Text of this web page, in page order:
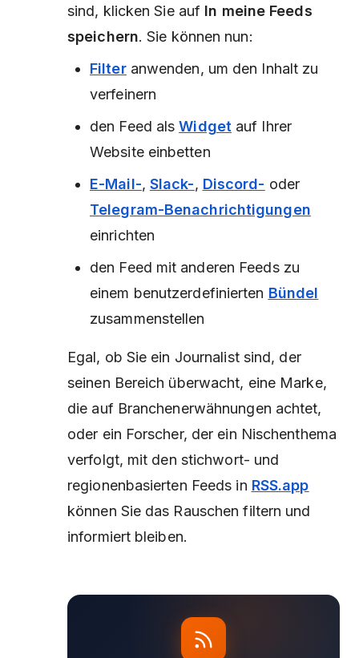
sind, klicken Sie auf In meine Feeds
speichern. Sie können nun:
Filteranwenden, um den Inhalt zu
verfeinern
den Feed alsWidgetauf Ihrer
Website einbetten
E-Mail-, Slack-, Discord- oder
Telegram-Benachrichtigungen
einrichten
den Feed mit anderen Feeds zu
einem benutzerdefinierten Bündel
zusammenstellen
Egal, ob Sie ein Journalist sind, der
seinen Bereich überwacht, eine Marke,
die auf Branchenerwähnungen achtet,
oder ein Forscher, der ein Nischenthema
verfolgt, mit den stichwort- und
regionenbasierten Feeds in RSS.app
können Sie das Rauschen filtern und
informiert bleiben.